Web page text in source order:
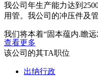
我公司年生产能力达到
用管。我公司的冲压件及
我们将本着“固本蕴内.瞻
社会。
查看更多
该公司的其TA职位
出纳行政